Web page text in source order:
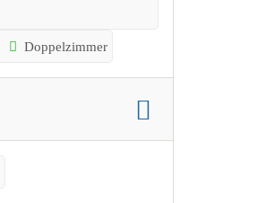
Doppelzimmer